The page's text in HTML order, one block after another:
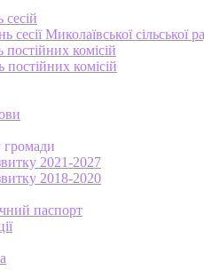
сесій
сесії Миколаївської сільської
постійних комісій
постійних комісій
громади
2021-2027
2018-2020
паспорт